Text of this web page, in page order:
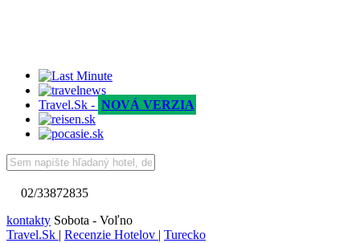
Travel.Sk - NOVÁ VERZIA
02/33872835
kontakty Sobota - Voľno
Travel.Sk | Recenzie Hotelov | Turecko